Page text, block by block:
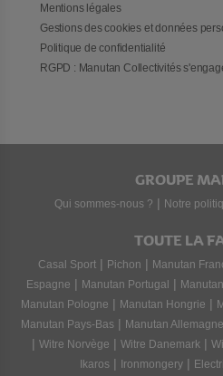
Mentions légales
Gestions des cookies et données
Politique de confidentialité
RGPD : Manutan Collectivités
GROUPE
Qui sommes-nous ? | Notre
TOUTE LA
Casal Sport | Pichon | Manutan
Espagne | Manutan Portugal |
Manutan Pologne | Manutan Hongrie |
Manutan Pays-Bas | Manutan Allemagne
| Witre Norvège | Witre Danemark |
Ikaros | Ironmongery |